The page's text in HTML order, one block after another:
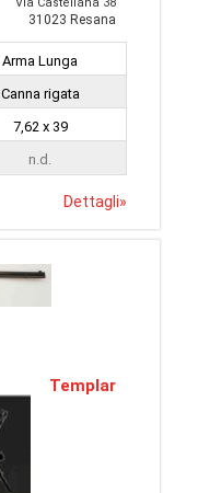
31023 Resana
Arma Lunga
Canna rigata
7,62 x 39
n.d.
Dettagli»
Templar